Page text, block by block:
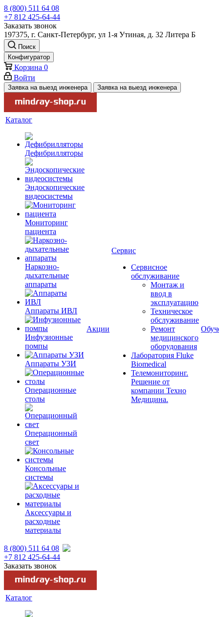
8 (800) 511 64 08
+7 812 425-64-44
Заказать звонок
197375, г. Санкт-Петербург, ул 1-я Утиная, д. 32 Литера Б
Поиск
Конфигуратор
Корзина 0
Войти
Заявка на выезд инженера Заявка на выезд инженера
Каталог
Дефибрилляторы
Эндоскопические
видеосистемы
Мониторинг
пациента
Наркозно-
дыхательные
аппараты
Аппараты ИВЛ
Инфузионные
помпы
Аппараты УЗИ
Операционные
столы
Операционный
свет
Консольные
системы
Аксессуары и
расходные
материалы
Акции
Сервис
Сервисное
обслуживание
Монтаж и
ввод в
эксплуатацию
Техническое
обслуживание
Ремонт
медицинского
оборудования
Лаборатория Fluke
Biomedical
Телемониторинг.
Решение от
компании Техно
Медицина.
8 (800) 511 64 08
+7 812 425-64-44
Заказать звонок
Каталог